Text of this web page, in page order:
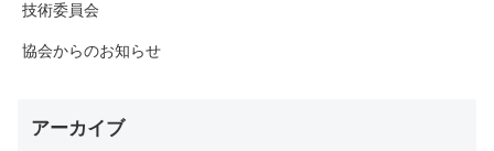
技術委員会
協会からのお知らせ
アーカイブ